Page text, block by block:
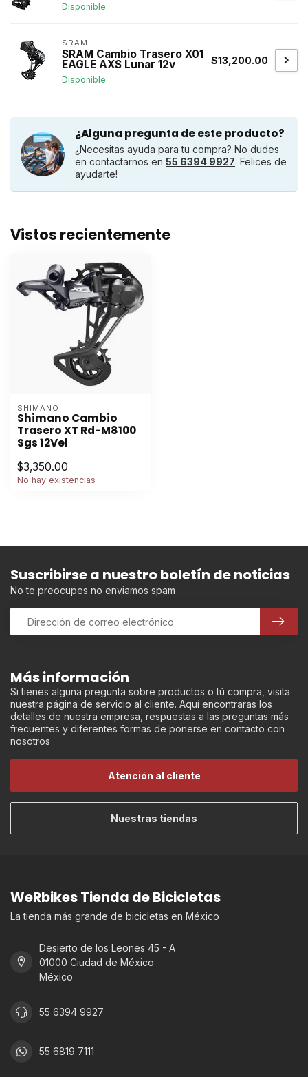
Disponible
SRAM
SRAM Cambio Trasero X01
EAGLE AXS Lunar 12v
Disponible
$13,200.00
¿Alguna pregunta de este producto?
¿Necesitas ayuda para tu compra? No dudes
en contactarnos en 55 6394 9927. Felices de
ayudarte!
Vistos recientemente
SHIMANO
Shimano Cambio
Trasero XT Rd-M8100
Sgs 12Vel
$3,350.00
No hay existencias
Más información
Si tienes alguna pregunta sobre productos o tú compra, visita
nuestra página de servicio al cliente. Aquí encontraras los
detalles de nuestra empresa, respuestas a las preguntas más
frecuentes y diferentes formas de ponerse en contacto con
nosotros
Atención al cliente
Nuestras tiendas
Suscribirse a nuestro boletín de noticias
No te preocupes no enviamos spam
WeRbikes Tienda de Bicicletas
La tienda más grande de bicicletas en México
Desierto de los Leones 45 - A
01000 Ciudad de México
México
55 6394 9927
55 6819 7111